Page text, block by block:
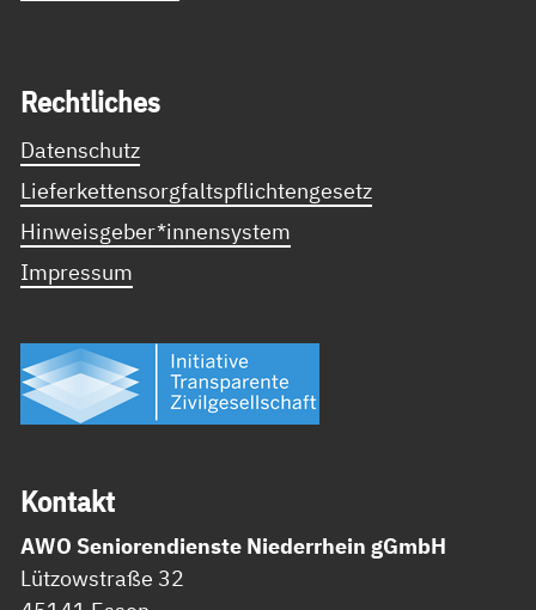
Recht­li­ches
Datenschutz
Lieferkettensorgfaltspflichtengesetz
Hinweisgeber*innensystem
Impressum
Kon­takt
AWO Seniorendienste Niederrhein gGmbH
Lützowstraße 32